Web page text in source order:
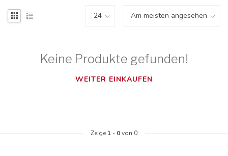
Keine Produkte gefunden!
WEITER EINKAUFEN
Zeige 1 - 0von 0